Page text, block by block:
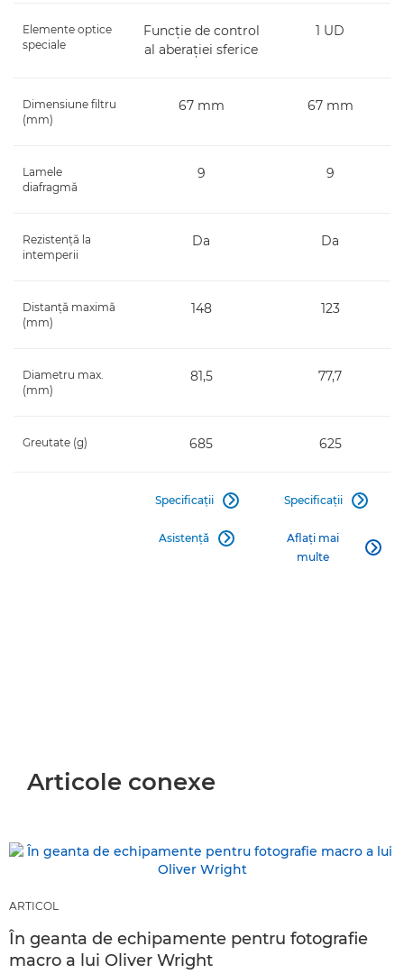
Elemente optice
speciale
Funcţie de control
al aberaţiei sferice
1 UD
Dimensiune filtru
(mm)
67 mm 67 mm
Lamele
diafragmă
9 9
Rezistenţă la
intemperii
Da Da
Distanţă maximă
(mm)
148 123
Diametru max.
(mm)
81,5 77,7
Greutate (g) 685 625
Specificaţii 
Asistenţă 
Specificaţii 
Aflaţi mai
multe

Articole conexe
ARTICOL
În geanta de echipamente pentru fotografie
macro a lui Oliver Wright